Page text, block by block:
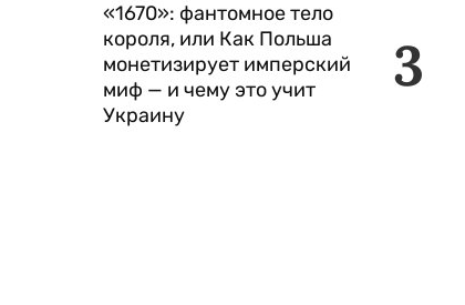
3
«1670»: фантомное тело
короля, или Как Польша
монетизирует имперский
миф — и чему это учит
Украину